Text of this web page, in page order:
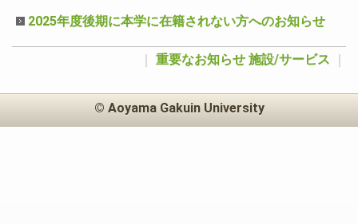
2025年度後期に本学に在籍されない方へのお知らせ
重要なお知らせ 施設/サービス
© Aoyama Gakuin University